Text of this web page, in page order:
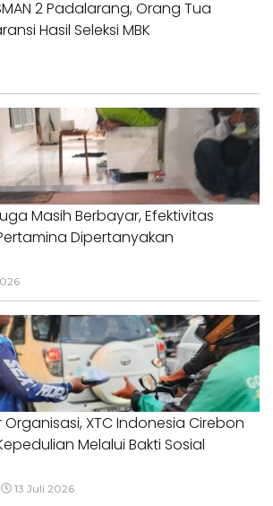
2 Padalarang, Orang Tua
Hasil Seleksi MBK
Masih Berbayar, Efektivitas
Dipertanyakan
Organisasi, XTC Indonesia Cirebon
Melalui Bakti Sosial
13 Juli 2026